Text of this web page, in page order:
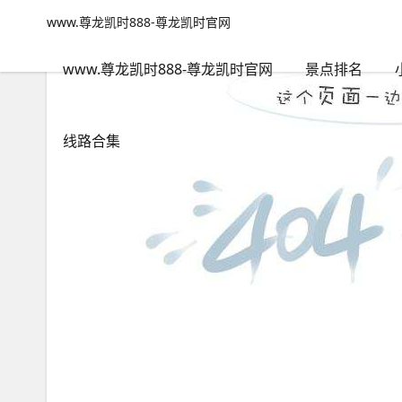
www.尊龙凯时888-尊龙凯时官网
www.尊龙凯时888-尊龙凯时官网 景点排名
线路合集
www.尊龙凯时888-尊龙凯时官网